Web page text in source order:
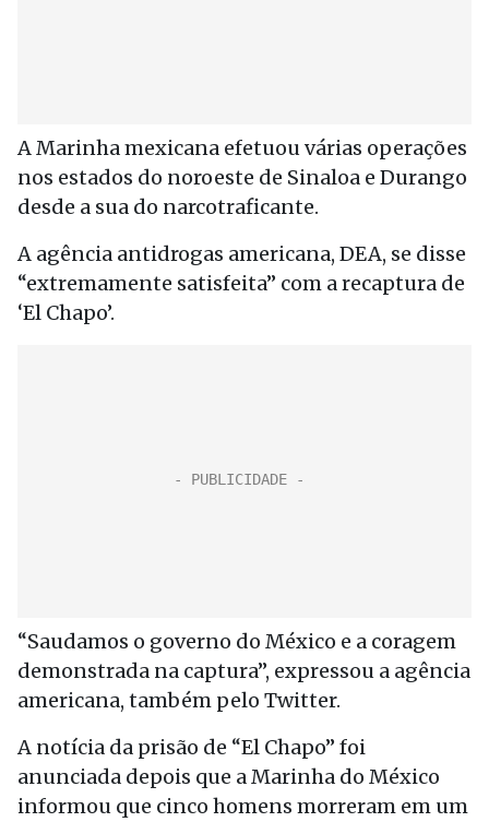
A Marinha mexicana efetuou várias operações
nos estados do noroeste de Sinaloa e Durango
desde a sua do narcotraficante.
A agência antidrogas americana, DEA, se disse
“extremamente satisfeita” com a recaptura de
‘El Chapo’.
“Saudamos o governo do México e a coragem
demonstrada na captura”, expressou a agência
americana, também pelo Twitter.
A notícia da prisão de “El Chapo” foi
anunciada depois que a Marinha do México
informou que cinco homens morreram em um